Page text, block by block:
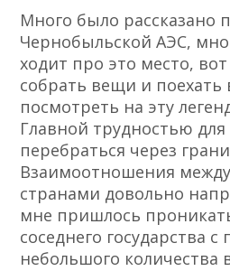
Много было рассказано
Чернобыльской АЭС,
ходит про это место,
собрать вещи и поехать
посмотреть на эту
Главной трудностью для
перебраться через
Взаимоотношения
странами довольно
мне пришлось
соседнего государства
небольшого количества